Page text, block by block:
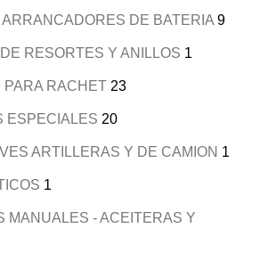
DE BATERIA 9
RESORTES Y ANILLOS 1
PARA RACHET 23
ESPECIALES 20
ARTILLERAS Y DE CAMION 1
1
MANUALES - ACEITERAS Y